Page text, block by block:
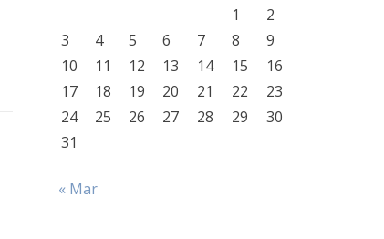
1
2
3
4 5 6 7 8
9
10
11 12 13 14 15
16
17
18 19 20 21 22
23
24
25 26 27 28 29
30
31
« Mar